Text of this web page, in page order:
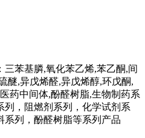
苯基膦,氧化苯乙烯,苯乙酮,间
醚,异戊烯醛,异戊烯醇,环戊酮,
药中间体,酚醛树脂,生物制药系
列，阻燃剂系列，化学试剂系
系列，酚醛树脂等系列产品